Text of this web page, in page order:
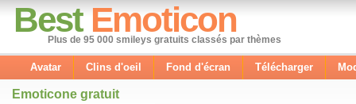
Best Emoticon
Plus de 95 000 smileys gratuits classés par thèmes
Avatar Clins d'oeil Fond d'écran Télécharger
Emoticone gratuit